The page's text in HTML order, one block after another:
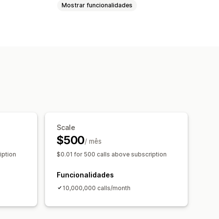
Mostrar funcionalidades
personalizados
programadas
Scale
$500/ mês
$0.01 for 500 calls above subscription
Funcionalidades
10,000,000 calls/month